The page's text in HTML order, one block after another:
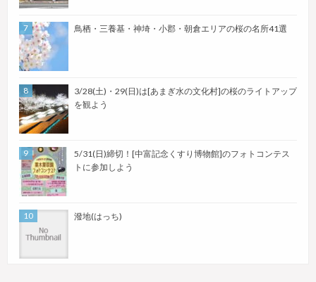
鳥栖・三養基・神埼・小郡・朝倉エリアの桜の名所41選
3/28(土)・29(日)は[あまぎ水の文化村]の桜のライトアップ
を観よう
5/31(日)締切！[中富記念くすり博物館]のフォトコンテス
トに参加しよう
潑地(はっち)